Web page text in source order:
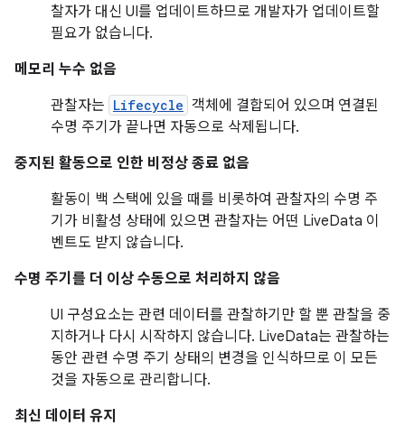
찰자가 대신 UI를 업데이트하므로 개발자가 업데이트할
필요가 없습니다.
메모리 누수 없음
관찰자는 Lifecycle 객체에 결합되어 있으며 연결된
수명 주기가 끝나면 자동으로 삭제됩니다.
중지된 활동으로 인한 비정상 종료 없음
활동이 백 스택에 있을 때를 비롯하여 관찰자의 수명 주
기가 비활성 상태에 있으면 관찰자는 어떤 LiveData 이
벤트도 받지 않습니다.
수명 주기를 더 이상 수동으로 처리하지 않음
UI 구성요소는 관련 데이터를 관찰하기만 할 뿐 관찰을 중
지하거나 다시 시작하지 않습니다. LiveData는 관찰하는
동안 관련 수명 주기 상태의 변경을 인식하므로 이 모든
것을 자동으로 관리합니다.
최신 데이터 유지